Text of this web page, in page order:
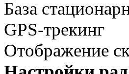
База
GPS-трекинг
Отображение